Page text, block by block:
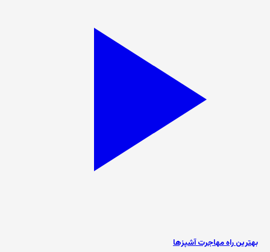
بهترین راه مهاجرت آشپزها